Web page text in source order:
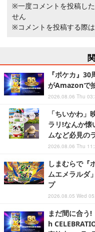
※一度コメントを投稿し
せん
※コメントを投稿する際は
『ポケカ』
がAmazonで
2026.08.06 Thu
「ちいかわ
ラリ!なんか懐
ムなど必見の
2026.08.06 Thu
しまむらで『
ムエメラルダ
プ
2026.08.05 Wed
まだ間に合う
h